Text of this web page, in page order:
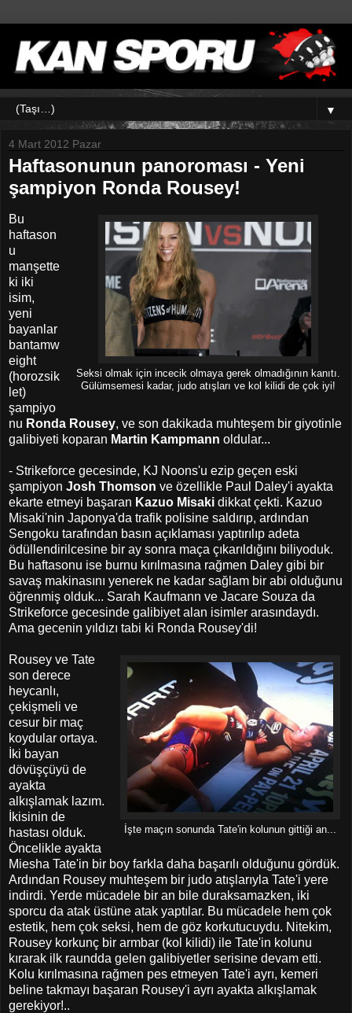
▼
4 Mart 2012 Pazar
Haftasonunun panoroması - Yeni
şampiyon Ronda Rousey!
Seksi olmak için incecik olmaya gerek olmadığının kanıtı.
Gülümsemesi kadar, judo atışları ve kol kilidi de çok iyi!
Bu
haftason
u
manşette
ki iki
isim,
yeni
bayanlar
bantamw
eight
(horozsik
let)
şampiyo
nu Ronda Rousey, ve son dakikada muhteşem bir giyotinle
galibiyeti koparan Martin Kampmann oldular...
- Strikeforce gecesinde, KJ Noons'u ezip geçen eski
şampiyon Josh Thomson ve özellikle Paul Daley'i ayakta
ekarte etmeyi başaran Kazuo Misaki dikkat çekti. Kazuo
Misaki'nin Japonya'da trafik polisine saldırıp, ardından
Sengoku tarafından basın açıklaması yaptırılıp adeta
ödüllendirilcesine bir ay sonra maça çıkarıldığını biliyoduk.
Bu haftasonu ise burnu kırılmasına rağmen Daley gibi bir
savaş makinasını yenerek ne kadar sağlam bir abi olduğunu
öğrenmiş olduk... Sarah Kaufmann ve Jacare Souza da
Strikeforce gecesinde galibiyet alan isimler arasındaydı.
Ama gecenin yıldızı tabi ki Ronda Rousey'di!
İşte maçın sonunda Tate'in kolunun gittiği an...
Rousey ve Tate
son derece
heycanlı,
çekişmeli ve
cesur bir maç
koydular ortaya.
İki bayan
dövüşçüyü de
ayakta
alkışlamak lazım.
İkisinin de
hastası olduk.
Öncelikle ayakta
Miesha Tate'in bir boy farkla daha başarılı olduğunu gördük.
Ardından Rousey muhteşem bir judo atışlarıyla Tate'i yere
indirdi. Yerde mücadele bir an bile duraksamazken, iki
sporcu da atak üstüne atak yaptılar. Bu mücadele hem çok
estetik, hem çok seksi, hem de göz korkutucuydu. Nitekim,
Rousey korkunç bir armbar (kol kilidi) ile Tate'in kolunu
kırarak ilk raundda gelen galibiyetler serisine devam etti.
Kolu kırılmasına rağmen pes etmeyen Tate'i ayrı, kemeri
beline takmayı başaran Rousey'i ayrı ayakta alkışlamak
gerekiyor!..